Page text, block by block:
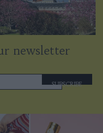
newsletter
SUBSCRIBE